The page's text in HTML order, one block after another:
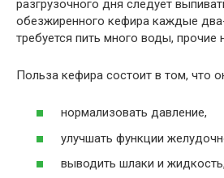
разгрузочного дня следует
обезжиренного кефира каждые
требуется пить много воды, прочие
Польза кефира состоит в том, что
нормализовать давление,
улучшать функции
выводить шлаки и жидкость,